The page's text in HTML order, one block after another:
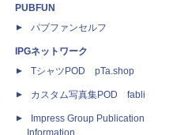
PUBFUN
パブファンセルフ
IPGネットワーク
TシャツPOD pTa.shop
カスタム写真集POD fabli
Impress Group Publication
Information